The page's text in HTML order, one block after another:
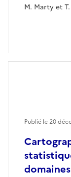
M. Marty et T.
Publié le20